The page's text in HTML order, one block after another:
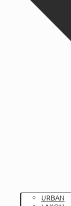
URBAN